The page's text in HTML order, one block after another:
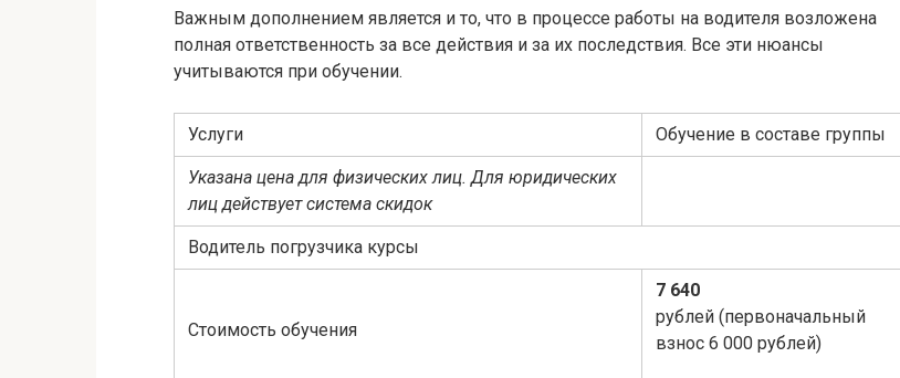
Важным дополнением является и то, что в процессе работы на водителя возложена
полная ответственность за все действия и за их последствия. Все эти нюансы
учитываются при обучении.
Услуги Обучение в составе группы
Указана цена для физических лиц. Для юридических
лиц действует система скидок
Водитель погрузчика курсы
Стоимость обучения
7 640
рублей (первоначальный
взнос 6 000 рублей)